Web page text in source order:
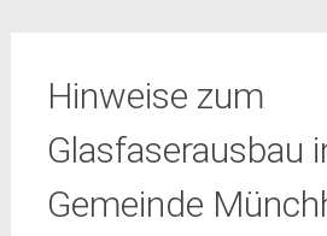
Hinweise zum
Glasfaserausbau
Gemeinde